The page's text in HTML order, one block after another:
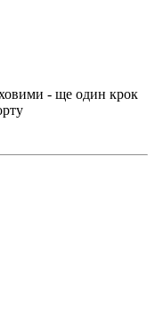
- ще один крок